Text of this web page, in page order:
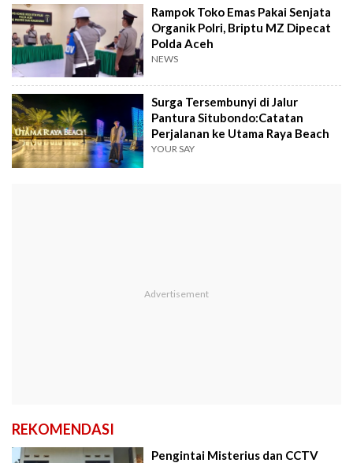
Rampok Toko Emas Pakai Senjata
Organik Polri, Briptu MZ Dipecat
Polda Aceh
NEWS
Surga Tersembunyi di Jalur
Pantura Situbondo:Catatan
Perjalanan ke Utama Raya Beach
YOUR SAY
REKOMENDASI
Pengintai Misterius dan CCTV